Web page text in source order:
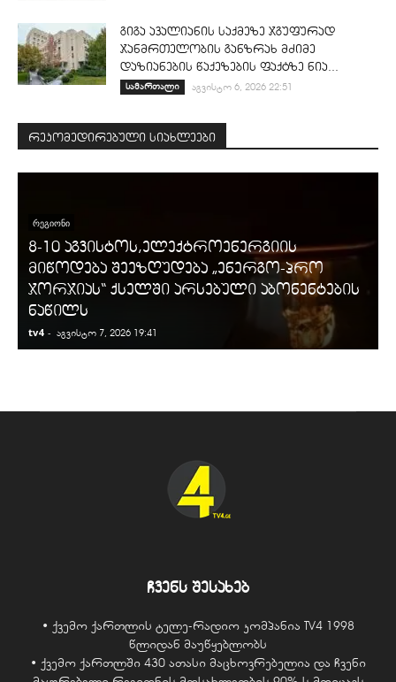
გიგა ავალიანის საქმეზე ჯგუფურად
ჯანმრთელობის განზრახ მძიმე
დაზიანების წაქეზების ფაქტზე ნია...
სამართალი აგვისტო 6, 2026 22:51
რეკომედირებული სიახლეები
ᲠᲔᲒᲘᲝᲜᲘ
8-10 აგვისტოს,ელექტროენერგიის
მიწოდება შეეზღუდება „ენერგო-პრო
ჯორჯიას“ ქსელში არსებული აბონენტების
ნაწილს
tv4 - აგვისტო 7, 2026 19:41
ჩვენს შესახებ
• ქვემო ქართლის ტელე-რადიო კომპანია TV4 1998
წლიდან მაუწყებლობს
• ქვემო ქართლში 430 ათასი მაცხოვრებელია და ჩვენი